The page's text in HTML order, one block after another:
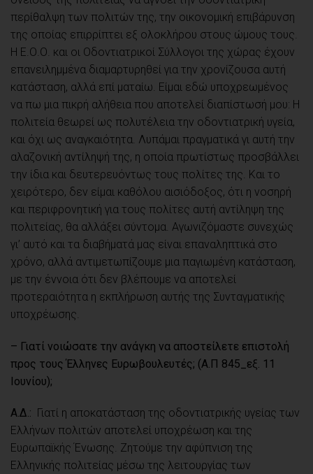
περίθαλψη των πολιτών της, την οικονομική επιβάρυνση
της οποίας επιρρίπτει εξ ολοκλήρου στους ώμους τους.
Η Ε.Ο.Ο. και οι Οδοντιατρικοί Σύλλογοι της χώρας έχουν
επανειλημμένα διαμαρτυρηθεί για την χρονίζουσα αυτή
κατάσταση, αλλά επί ματαίω. Είμαι εδώ υποχρεωμένος
να πω μια πικρή αλήθεια που αποτελεί διαπίστωσή μου: Η
πολιτεία θεωρεί ως πολυτέλεια την οδοντιατρική υγεία,
και όχι ως αναγκαιότητα. Λυπάμαι πραγματικά γι αυτή την
αλαζονική αντίληψή της, η οποία πρωτίστως προσβάλλει
την ίδια και δευτερευόντως τους πολίτες της. Και το
χειρότερο, δεν είμαι καθόλου αισιόδοξος, ότι η νοσηρή
και περιφρονητική για τους πολίτες αυτή αντίληψη της
πολιτείας, θα αλλάξει σύντομα. Αγωνιζόμαστε συνεχώς
γι’ αυτό και τα διαβήματά μας είναι επαναληπτικά στο
χρόνο, αλλά αντιμετωπίζουμε μια παγιωμένη κατάσταση,
με την έννοια ότι δεν βλέπουμε να αποτελεί
προτεραιότητα η εκπλήρωση αυτής της Συνταγματικής
υποχρέωσης.
– Γιατί νοιώσατε την ανάγκη να αποστείλετε επιστολή
προς τους Έλληνες Ευρωβουλευτές; (A.Π 845_εξ. 11
Ιουνίου);
Α.Δ.: Γιατί η αποκατάσταση της οδοντιατρικής υγείας των
Ελλήνων πολιτών αποτελεί υποχρέωση και της
Ευρωπαϊκής Ένωσης. Ζητούμε την αφύπνιση της
Ελληνικής πολιτείας μέσω της λειτουργίας των